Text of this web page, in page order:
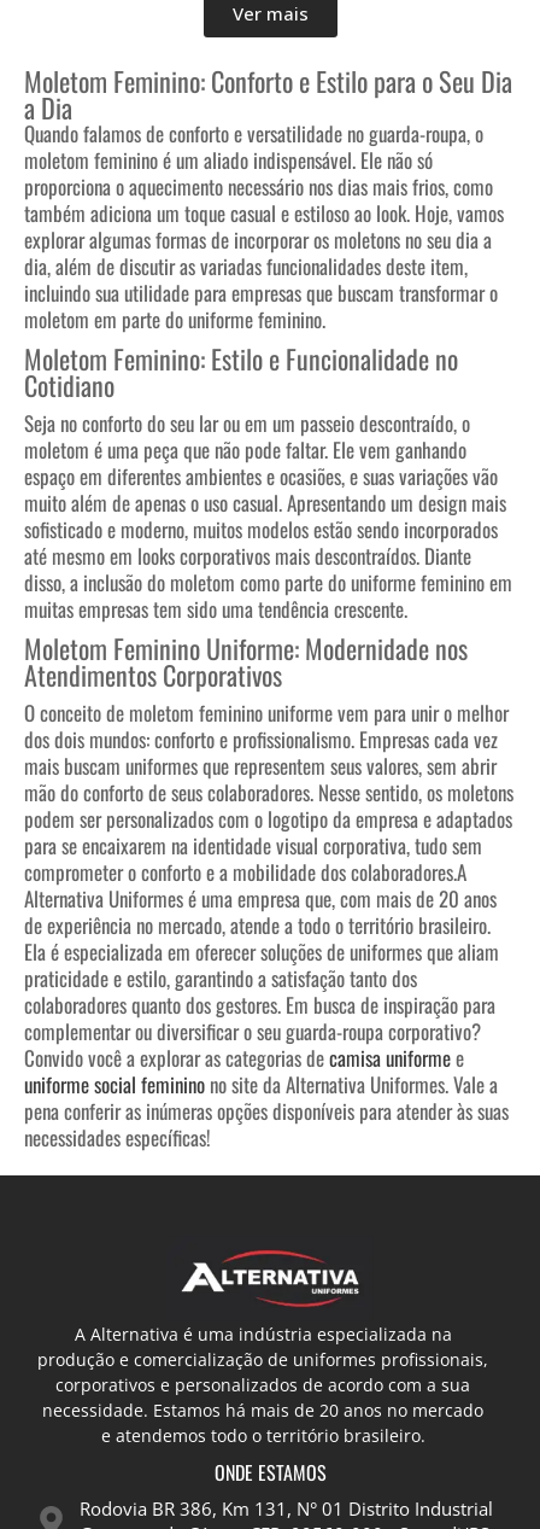
Ver mais
Moletom Feminino: Conforto e Estilo para o Seu Dia
a Dia
Quando falamos de conforto e versatilidade no guarda-roupa, o
moletom feminino é um aliado indispensável. Ele não só
proporciona o aquecimento necessário nos dias mais frios, como
também adiciona um toque casual e estiloso ao look. Hoje, vamos
explorar algumas formas de incorporar os moletons no seu dia a
dia, além de discutir as variadas funcionalidades deste item,
incluindo sua utilidade para empresas que buscam transformar o
moletom em parte do uniforme feminino.
Moletom Feminino: Estilo e Funcionalidade no
Cotidiano
Seja no conforto do seu lar ou em um passeio descontraído, o
moletom é uma peça que não pode faltar. Ele vem ganhando
espaço em diferentes ambientes e ocasiões, e suas variações vão
muito além de apenas o uso casual. Apresentando um design mais
sofisticado e moderno, muitos modelos estão sendo incorporados
até mesmo em looks corporativos mais descontraídos. Diante
disso, a inclusão do moletom como parte do uniforme feminino em
muitas empresas tem sido uma tendência crescente.
Moletom Feminino Uniforme: Modernidade nos
Atendimentos Corporativos
O conceito de moletom feminino uniforme vem para unir o melhor
dos dois mundos: conforto e profissionalismo. Empresas cada vez
mais buscam uniformes que representem seus valores, sem abrir
mão do conforto de seus colaboradores. Nesse sentido, os moletons
podem ser personalizados com o logotipo da empresa e adaptados
para se encaixarem na identidade visual corporativa, tudo sem
comprometer o conforto e a mobilidade dos colaboradores.A
Alternativa Uniformes é uma empresa que, com mais de 20 anos
de experiência no mercado, atende a todo o território brasileiro.
Ela é especializada em oferecer soluções de uniformes que aliam
praticidade e estilo, garantindo a satisfação tanto dos
colaboradores quanto dos gestores. Em busca de inspiração para
complementar ou diversificar o seu guarda-roupa corporativo?
Convido você a explorar as categorias decamisa uniformee
uniforme social feminino no site da Alternativa Uniformes. Vale a
pena conferir as inúmeras opções disponíveis para atender às suas
necessidades específicas!
A Alternativa é uma indústria especializada na
produção e comercialização de uniformes profissionais,
corporativos e personalizados de acordo com a sua
necessidade. Estamos há mais de 20 anos no mercado
e atendemos todo o território brasileiro.
ONDE ESTAMOS
Rodovia BR 386, Km 131, N° 01 Distrito Industrial